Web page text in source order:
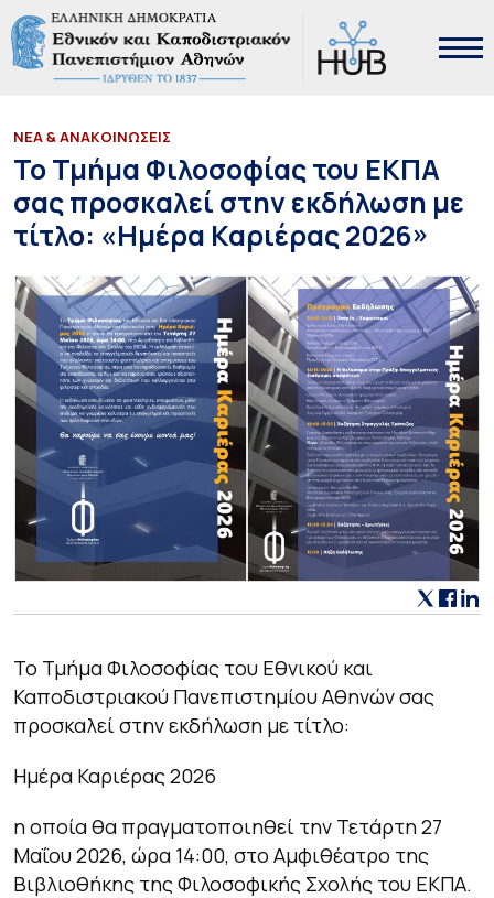
ΝΕΑ & ΑΝΑΚΟΙΝΩΣΕΙΣ
Το Τμήμα Φιλοσοφίας του ΕΚΠΑ
σας προσκαλεί στην εκδήλωση με
τίτλο: «Ημέρα Καριέρας 2026»
Το Τμήμα Φιλοσοφίας του Εθνικού και
Καποδιστριακού Πανεπιστημίου Αθηνών σας
προσκαλεί στην εκδήλωση με τίτλο:
Ημέρα Καριέρας 2026
η οποία θα πραγματοποιηθεί την Τετάρτη 27
Μαΐου 2026, ώρα 14:00, στο Αμφιθέατρο της
Βιβλιοθήκης της Φιλοσοφικής Σχολής του ΕΚΠΑ.